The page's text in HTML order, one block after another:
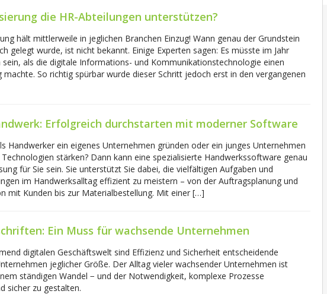
die HR-Abteilungen unterstützen?
hält mittlerweile in jeglichen Branchen Einzug! Wann genau der Grundstein
gelegt wurde, ist nicht bekannt. Einige Experten sagen: Es müsste im Jahr
sein, als die digitale Informations- und Kommunikationstechnologie einen
machte. So richtig spürbar wurde dieser Schritt jedoch erst in den vergangenen
Erfolgreich durchstarten mit moderner Software
Handwerker ein eigenes Unternehmen gründen oder ein junges Unternehmen
stärken? Dann kann eine spezialisierte Handwerkssoftware genau
für Sie sein. Sie unterstützt Sie dabei, die vielfältigen Aufgaben und
im Handwerksalltag effizient zu meistern – von der Auftragsplanung und
mit Kunden bis zur Materialbestellung. Mit einer […]
Ein Muss für wachsende Unternehmen
digitalen Geschäftswelt sind Effizienz und Sicherheit entscheidende
jeglicher Größe. Der Alltag vieler wachsender Unternehmen ist
ständigen Wandel − und der Notwendigkeit, komplexe Prozesse
sicher zu gestalten.